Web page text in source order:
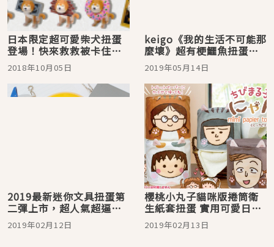
日本限定超可愛柴犬扭蛋
登場！快來救救被卡住的
柴柴
2018年10月05日
keigo《我的生活不可能那
麼壞》超有梗鱷魚扭蛋登
場
2019年05月14日
2019最新迷你文具扭蛋第
二彈上市，超人氣超逼真
趕快來試試手氣吧！
2019年02月12日
櫻桃小丸子貓咪版捲筒衛
生紙套扭蛋 實用可愛日本
各地出沒！
2019年02月13日